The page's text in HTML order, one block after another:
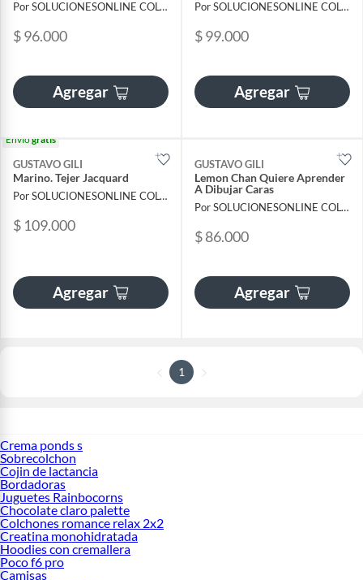
Por SOLUCIONESONLINE COLOMBIA SAS
$ 96.000
Agregar
Por SOLUCIONESONLINE COLOMBIA SAS
$ 99.000
Agregar
Envíogratis
GUSTAVO GILI
Marino. Tejer Jacquard
Por SOLUCIONESONLINE COLOMBIA SAS
$ 109.000
Agregar
GUSTAVO GILI
Lemon Chan Quiere Aprender
A Dibujar Caras
Por SOLUCIONESONLINE COLOMBIA SAS
$ 86.000
Agregar
1
Crema ponds s
Sobrecolchon
Cojin de lactancia
Bordadoras
Juguetes Rainbocorns
Chocolate claro palette
Colchones romance relax 2x2
Creatina monohidratada
Hoodies con cremallera
Poco f6 pro
Camisas